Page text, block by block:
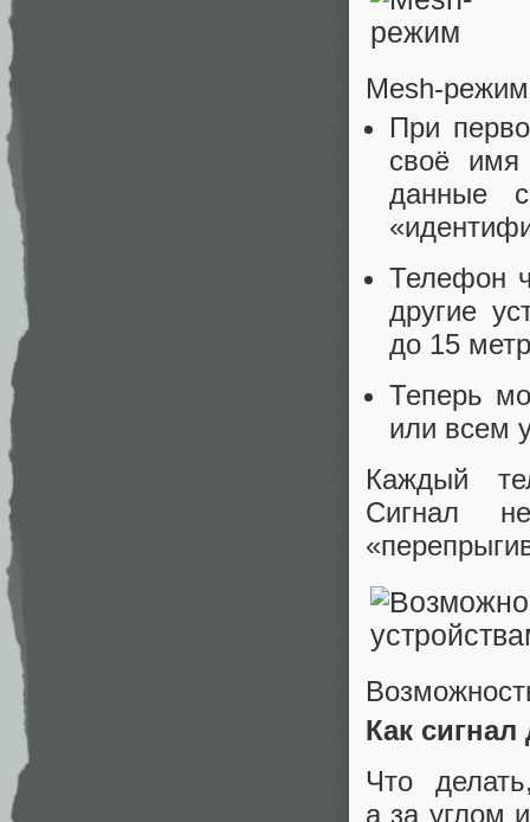
Mesh‑режим
При
своё имя
данные
Телефон
другие
до 15
Теперь
или всем
Каждый
Сигнал
Как
Что
а за углом